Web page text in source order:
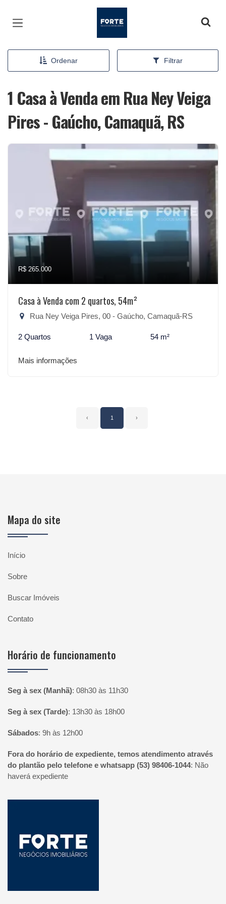
Ordenar Filtrar
1 Casa à Venda em Rua Ney Veiga
Pires - Gaúcho, Camaquã, RS
R$ 265.000
Casa à Venda com 2 quartos, 54m²
Rua Ney Veiga Pires, 00 - Gaúcho, Camaquã-RS
2 Quartos 1 Vaga 54 m²
Mais informações
‹ 1 ›
Mapa do site
Início
Sobre
Buscar Imóveis
Contato
Horário de funcionamento
Seg à sex (Manhã): 08h30 às 11h30
Seg à sex (Tarde): 13h30 às 18h00
Sábados: 9h às 12h00
Fora do horário de expediente, temos atendimento através
do plantão pelo telefone e whatsapp (53) 98406-1044: Não
haverá expediente